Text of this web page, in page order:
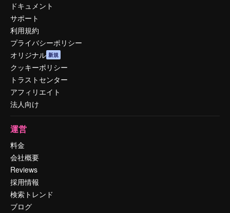
ドキュメント
サポート
利用規約
プライバシーポリシー
オリジナル 新規
クッキーポリシー
トラストセンター
アフィリエイト
法人向け
運営
料金
会社概要
Reviews
採用情報
検索トレンド
ブログ